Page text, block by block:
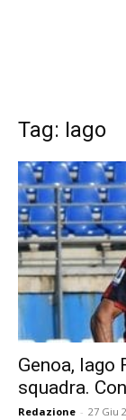
Tag: Iago
Genoa, Iago
squadra.
Redazione - 27 Giu